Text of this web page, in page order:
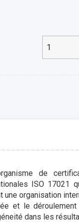
de
ISO 17021
une organisation
et le
dans les